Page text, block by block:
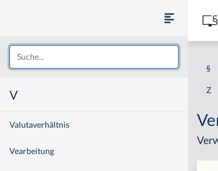
V
Valutaverhältnis
Vearbeitung
§
Z